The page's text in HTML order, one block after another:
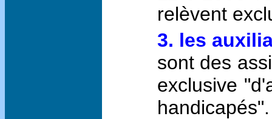
relèvent
3. les
sont des
exclusive